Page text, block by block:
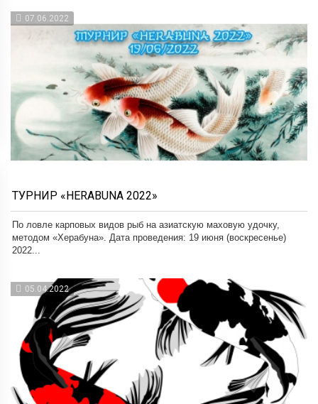
07.06.2022
ТУРНИР «HERABUNA 2022»
По ловле карповых видов рыб на азиатскую маховую удочку,
методом «Херабуна». Дата проведения: 19 июня (воскресенье)
2022...
05.04.2022